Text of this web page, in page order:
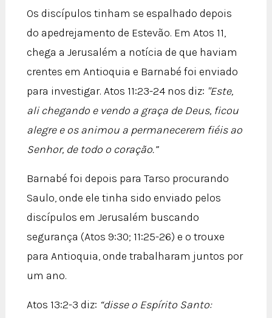
Os discípulos tinham se espalhado depois
do apedrejamento de Estevão. Em Atos 11,
chega a Jerusalém a notícia de que haviam
crentes em Antioquia e Barnabé foi enviado
para investigar. Atos 11:23-24 nos diz: "Este,
ali chegando e vendo a graça de Deus, ficou
alegre e os animou a permanecerem fiéis ao
Senhor, de todo o coração.”
Barnabé foi depois para Tarso procurando
Saulo, onde ele tinha sido enviado pelos
discípulos em Jerusalém buscando
segurança (Atos 9:30; 11:25-26) e o trouxe
para Antioquia, onde trabalharam juntos por
um ano.
Atos 13:2-3 diz: “disse o Espírito Santo: